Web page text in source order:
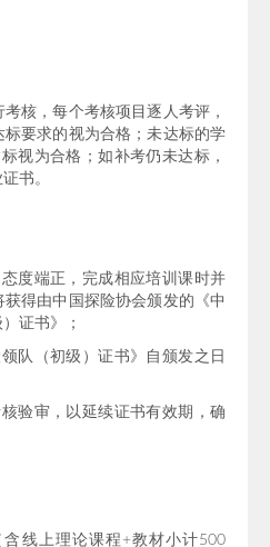
核，每个考核项目逐人考评，
要求的视为合格；未达标的学
视为合格；如补考仍未达标，
书。
度端正，完成相应培训课时并
得由中国探险协会颁发的《中
证书》；
队（初级）证书》自颁发之日
验审，以延续证书有效期，确
线上理论课程+教材小计500